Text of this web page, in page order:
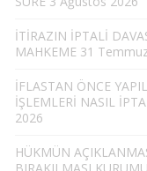
İTİRAZIN İPTALİ
MAHKEME 31
İFLASTAN ÖNCE
İŞLEMLERİ NASIL
2026
HÜKMÜN